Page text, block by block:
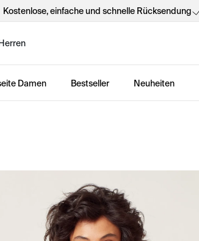
Kostenlose, einfache und schnelle Rücksendung
Herren
Damen Bestseller Neuheiten